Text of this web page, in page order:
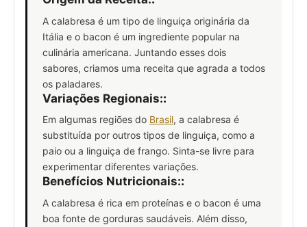
A calabresa é um tipo de linguiça originária da
Itália e o bacon é um ingrediente popular na
culinária americana. Juntando esses dois
sabores, criamos uma receita que agrada a todos
os paladares.
Variações Regionais::
Em algumas regiões do Brasil, a calabresa é
substituída por outros tipos de linguiça, como a
paio ou a linguiça de frango. Sinta-se livre para
experimentar diferentes variações.
Benefícios Nutricionais::
A calabresa é rica em proteínas e o bacon é uma
boa fonte de gorduras saudáveis. Além disso,